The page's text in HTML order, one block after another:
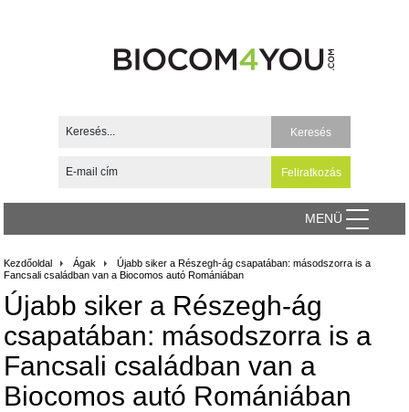
MENÜ
Kezdőoldal Ágak
Újabb siker a Részegh-ág csapatában: másodszorra is a
Fancsali családban van a Biocomos autó Romániában
Újabb siker a Részegh-ág
csapatában: másodszorra is a
Fancsali családban van a
Biocomos autó Romániában